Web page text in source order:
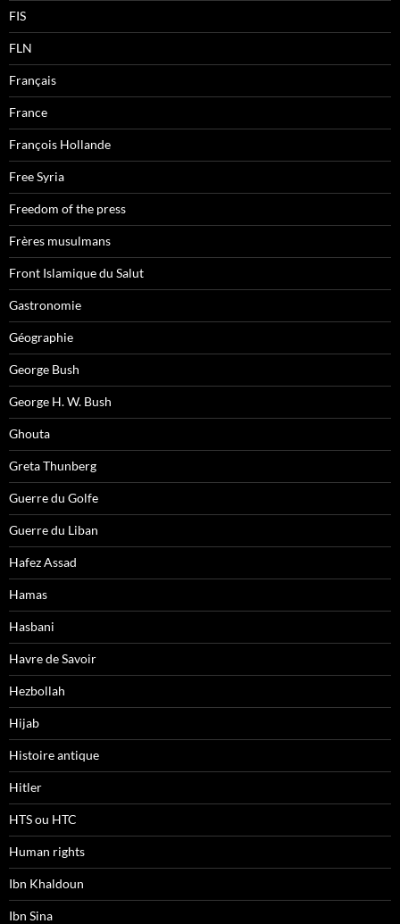
FIS
FLN
Français
France
François Hollande
Free Syria
Freedom of the press
Frères musulmans
Front Islamique du Salut
Gastronomie
Géographie
George Bush
George H. W. Bush
Ghouta
Greta Thunberg
Guerre du Golfe
Guerre du Liban
Hafez Assad
Hamas
Hasbani
Havre de Savoir
Hezbollah
Hijab
Histoire antique
Hitler
HTS ou HTC
Human rights
Ibn Khaldoun
Ibn Sina